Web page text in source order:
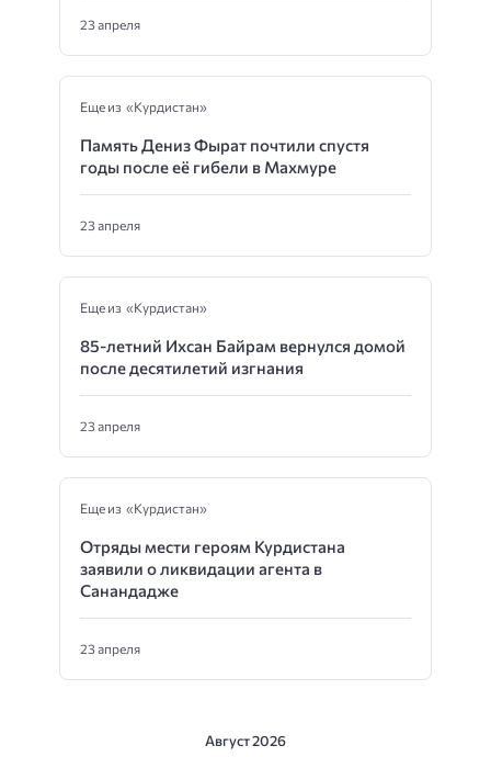
23 апреля
Еще из «Курдистан»
Память Дениз Фырат почтили спустя
годы после её гибели в Махмуре
23 апреля
Еще из «Курдистан»
85-летний Ихсан Байрам вернулся домой
после десятилетий изгнания
23 апреля
Еще из «Курдистан»
Отряды мести героям Курдистана
заявили о ликвидации агента в
Санандадже
23 апреля
Август 2026